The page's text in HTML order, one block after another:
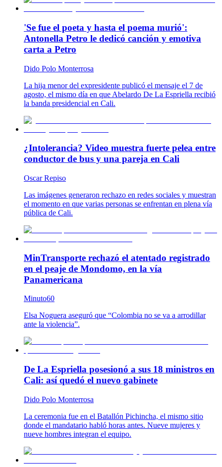
'Se fue el poeta y hasta el poema murió':
Antonella Petro le dedicó canción y emotiva
carta a Petro
Dido Polo Monterrosa
La hija menor del expresidente publicó el mensaje el 7 de
agosto, el mismo día en que Abelardo De La Espriella recibió
la banda presidencial en Cali.
¿Intolerancia? Video muestra fuerte pelea entre
conductor de bus y una pareja en Cali
Oscar Repiso
Las imágenes generaron rechazo en redes sociales y muestran
el momento en que varias personas se enfrentan en plena vía
pública de Cali.
MinTransporte rechazó el atentado registrado
en el peaje de Mondomo, en la vía
Panamericana
Minuto60
Elsa Noguera aseguró que “Colombia no se va a arrodillar
ante la violencia”.
De La Espriella posesionó a sus 18 ministros en
Cali: así quedó el nuevo gabinete
Dido Polo Monterrosa
La ceremonia fue en el Batallón Pichincha, el mismo sitio
donde el mandatario habló horas antes. Nueve mujeres y
nueve hombres integran el equipo.